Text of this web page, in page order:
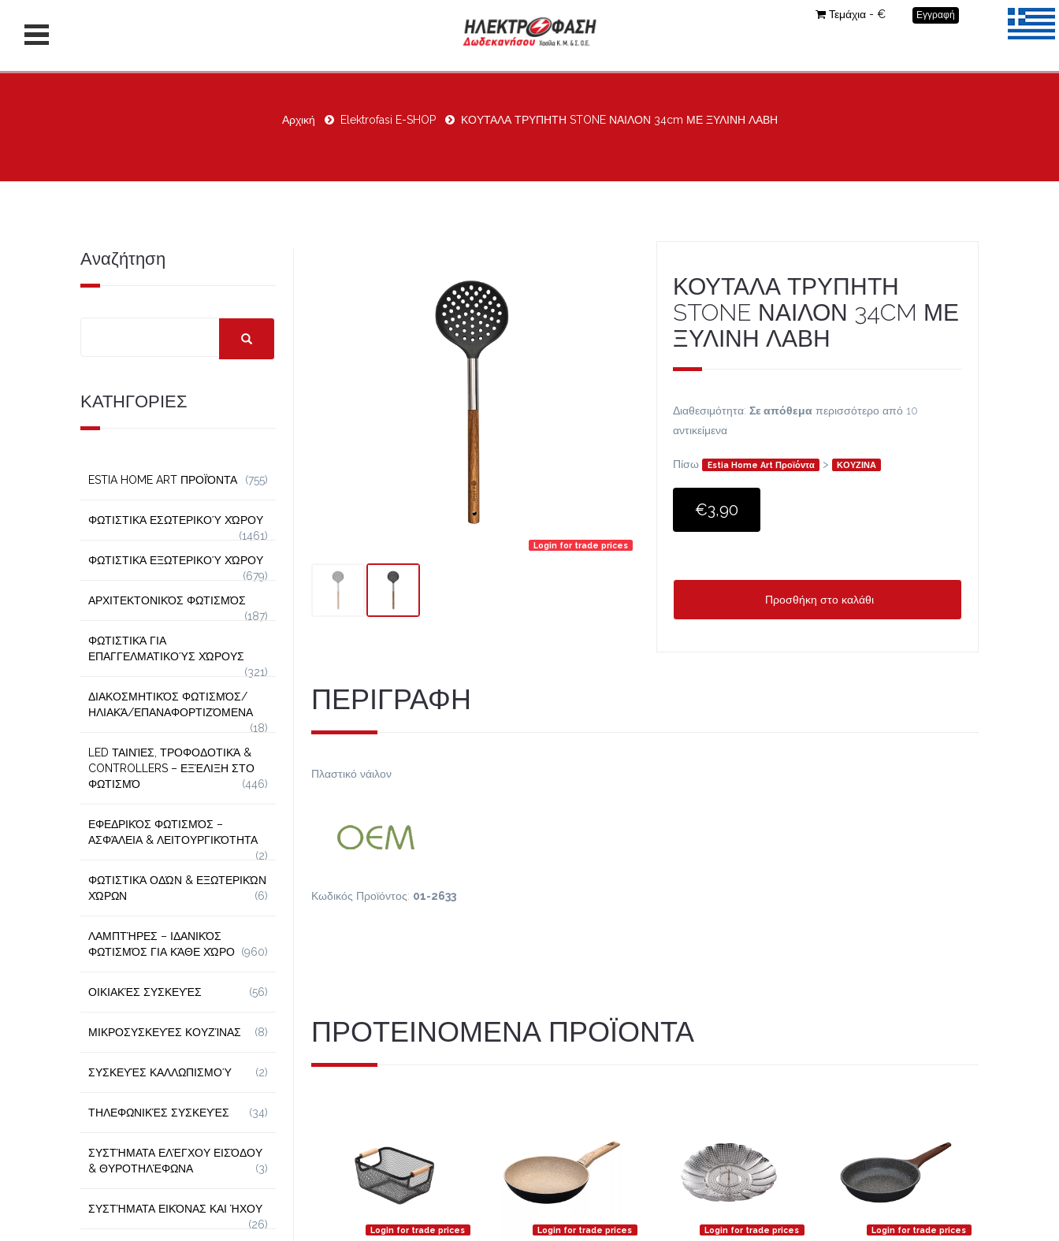
Εγγραφή
Τεμάχια - €
Αρχική Elektrofasi E-SHOP ΚΟΥΤΑΛΑ ΤΡΥΠΗΤΗ STONE ΝΑΙΛΟΝ 34cm ΜΕ ΞΥΛΙΝΗ ΛΑΒΗ
Login for trade prices
ΚΟΥΤΑΛΑ ΤΡΥΠΗΤΗ
STONE ΝΑΙΛΟΝ 34CM ΜΕ
ΞΥΛΙΝΗ ΛΑΒΗ
Διαθεσιμότητα:Σε απόθεμα περισσότερο από 10
αντικείμενα
Πίσω Estia Home Art Προϊόντα > ΚΟΥΖΙΝΑ
€3,90
Προσθήκη στο καλάθι
ΠΕΡΙΓΡΑΦΗ
Πλαστικό νάιλον
Κωδικός Προϊόντος: 01-2633
ΠΡΟΤΕΙΝΟΜΕΝΑ ΠΡΟΪΟΝΤΑ
Login for trade prices Login for trade prices Login for trade prices Login for trade prices
Αναζήτηση
ΚΑΤΗΓΟΡΙΕΣ
ESTIA HOME ART ΠΡΟΪΌΝΤΑ (755)
ΦΩΤΙΣΤΙΚΆ ΕΣΩΤΕΡΙΚΟΎ ΧΏΡΟΥ
(1461)
ΦΩΤΙΣΤΙΚΆ ΕΞΩΤΕΡΙΚΟΎ ΧΏΡΟΥ
(679)
ΑΡΧΙΤΕΚΤΟΝΙΚΌΣ ΦΩΤΙΣΜΌΣ
(187)
ΦΩΤΙΣΤΙΚΆ ΓΙΑ
ΕΠΑΓΓΕΛΜΑΤΙΚΟΎΣ ΧΏΡΟΥΣ
(321)
ΔΙΑΚΟΣΜΗΤΙΚΌΣ ΦΩΤΙΣΜΌΣ/
ΗΛΙΑΚΆ/ΕΠΑΝΑΦΟΡΤΙΖΌΜΕΝΑ
(18)
LED ΤΑΙΝΊΕΣ, ΤΡΟΦΟΔΟΤΙΚΆ &
CONTROLLERS – ΕΞΈΛΙΞΗ ΣΤΟ
ΦΩΤΙΣΜΌ
(446)
ΕΦΕΔΡΙΚΌΣ ΦΩΤΙΣΜΌΣ –
ΑΣΦΆΛΕΙΑ & ΛΕΙΤΟΥΡΓΙΚΌΤΗΤΑ
(2)
ΦΩΤΙΣΤΙΚΆ ΟΔΏΝ & ΕΞΩΤΕΡΙΚΏΝ
ΧΏΡΩΝ
(6)
ΛΑΜΠΤΉΡΕΣ – ΙΔΑΝΙΚΌΣ
ΦΩΤΙΣΜΌΣ ΓΙΑ ΚΆΘΕ ΧΏΡΟ (960)
ΟΙΚΙΑΚΈΣ ΣΥΣΚΕΥΈΣ (56)
ΜΙΚΡΟΣΥΣΚΕΥΈΣ ΚΟΥΖΊΝΑΣ (8)
ΣΥΣΚΕΥΈΣ ΚΑΛΛΩΠΙΣΜΟΎ (2)
ΤΗΛΕΦΩΝΙΚΈΣ ΣΥΣΚΕΥΈΣ (34)
ΣΥΣΤΉΜΑΤΑ ΕΛΈΓΧΟΥ ΕΙΣΌΔΟΥ
& ΘΥΡΟΤΗΛΈΦΩΝΑ
(3)
ΣΥΣΤΉΜΑΤΑ ΕΙΚΌΝΑΣ ΚΑΙ ΉΧΟΥ
(26)